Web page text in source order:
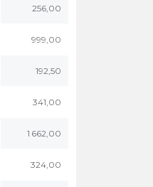
256,00
999,00
192,50
341,00
1 662,00
324,00